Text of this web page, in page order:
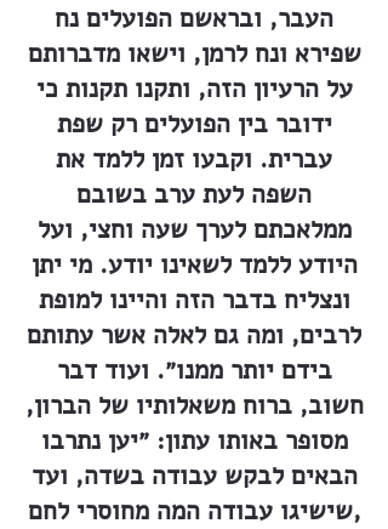
העבר, ובראשם הפועלים נח
שפירא ונח לרמן, וישאו מדברותם
על הרעיון הזה, ותקנו תקנות כי
ידובר בין הפועלים רק שפת
עברית. וקבעו זמן ללמד את
השפה לעת ערב בשובם
ממלאכתם לערך שעה וחצי, ועל
היודע ללמד לשאינו יודע. מי יתן
ונצליח בדבר הזה והיינו למופת
לרבים, ומה גם לאלה אשר עתותם
בידם יותר ממנו״. ועוד דבר
חשוב, ברוח משאלותיו של הברון,
מסופר באותו עתון: ״יען נתרבו
הבאים לבקש עבודה בשדה, ועד
שישיגו עבודה המה מחוסרי לחם,